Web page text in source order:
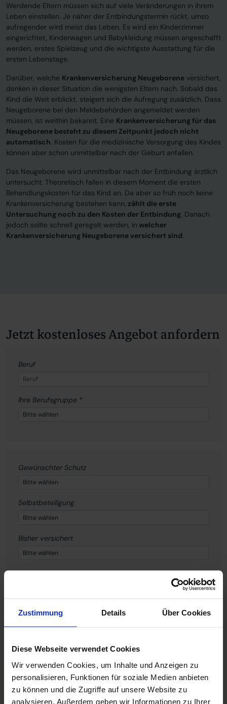
Zustimmung Details Über Cookies
Diese Webseite verwendet Cookies
Wir verwenden Cookies, um Inhalte und Anzeigen zu
personalisieren, Funktionen für soziale Medien anbieten
zu können und die Zugriffe auf unsere Website zu
analysieren. Außerdem geben wir Informationen zu Ihrer
Werdende Eltern müssen sich auf viele Veränderungen in ihrem
Leben einstellen. Je näher der Entbindungstermin rückt, umso
aufregender wird meist das Leben. Es wird ein Kinderzimmer
eingerichtet, Kinderwagen und Babykleidung müssen angeschafft
werden, erstes Spielzeug und die wichtigste Ausstattung für die
ersten Lebenstage.
Darüber, welche Krankenversicherung Neugeborene versichert,
denken in dieser Situation die wenigsten Eltern nach. Sobald das
Kind die Welt erblickt, steigert sich die Aufregung zusätzlich. Dass
Neugeborene bei den Meldebehörden angemeldet werden
müssen, ist weithin bekannt. Eine Krankenversicherung für das
Neugeborene besteht zu diesem Zeitpunkt jedoch nicht
automatisch. Kosten für die medizinische Versorgung des Kindes
können aber schon unmittelbar nach der Geburt anfallen.
Das Neugeborene wird unmittelbar nach der Entbindung ärztlich
untersucht. Theoretisch fallen in diesem Moment die ersten
Behandlungskosten für das Kind an. Da aber so früh noch keine
Krankenversicherung bestehen kann, zählt die erste
Untersuchung noch zu den Kosten der Entbindung. Danach
jedoch sollte schnell geregelt werden, in welcher
Krankenversicherung Neugeborene versichert sind.
Jetzt kostenloses Angebot anfordern
Beruf
Ihre Berufsgruppe *
Gewünschter Schutz
Selbstbeteiligung
Bisher versichert